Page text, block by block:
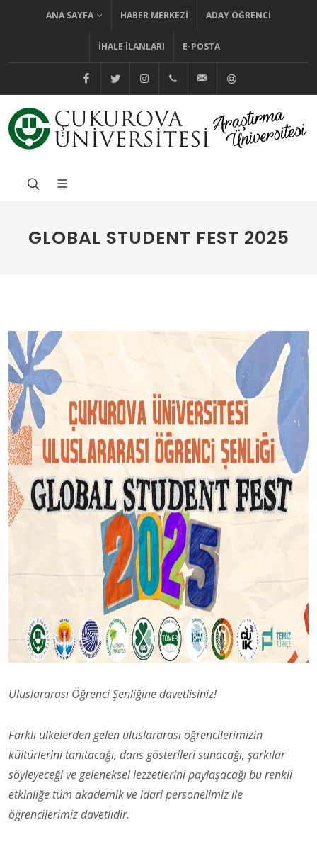
ANA SAYFA HABER MERKEZI ADAY ÖĞRENCI
İHALE İLANLARI E-POSTA
@cuhabermerkezi
@cukurovaedutr
@cukurovaedutr
+90 (322) 338 60 84
bilgi@cu.edu.tr
GLOBAL STUDENT FEST 2025
Uluslararası Öğrenci Şenliğine davetlisiniz!
Farklı ülkelerden gelen uluslararası öğrencilerimizin
kültürlerini tanıtacağı, dans gösterileri sunacağı, şarkılar
söyleyeceği ve geleneksel lezzetlerini paylaşacağı bu renkli
etkinliğe tüm akademik ve idari personelimiz ile
öğrencilerimiz davetlidir.